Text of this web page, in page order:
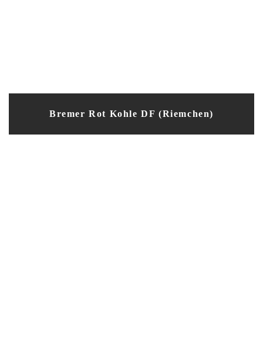
Bremer Rot Kohle DF (Riemchen)